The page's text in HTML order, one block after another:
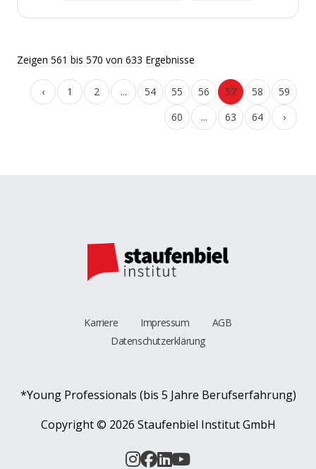
Zeigen 561 bis 570 von 633 Ergebnisse
‹ 1 2 ... 54 55 56 57 58
59
60
... 63 64 ›
Karriere Impressum
AGB
Datenschutzerklärung
*Young Professionals (bis 5 Jahre Berufserfahrung)
Copyright © 2026 Staufenbiel Institut GmbH